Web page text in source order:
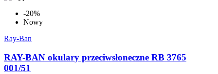
-20%
Nowy
Ray-Ban
RAY-BAN okulary przeciwsłoneczne RB 3765
001/51